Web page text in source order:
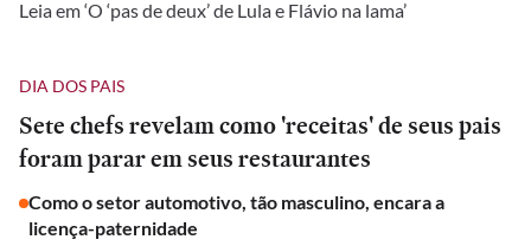
Leia em ‘O ‘pas de deux’ de Lula e Flávio na lama’
DIA DOS PAIS
Sete chefs revelam como 'receitas' de seus pais
foram parar em seus restaurantes
Como o setor automotivo, tão masculino, encara a
licença-paternidade